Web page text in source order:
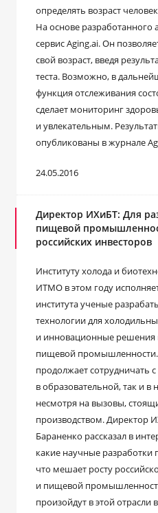
определять возраст
На основе разработанного
сервис Aging.ai. Он
свой возраст, введя
теста. Возможно, в
функция отслеживания
сделает мониторинг
и увлекательным.
опубликованы в журнале
24.05.2016
Директор ИХиБТ: Для
пищевой
российских инвесторов
Институту холода и
ИТМО в этом году
института ученые
технологии для
и инновационные решения
пищевой
продолжает сотрудничать
в образовательной, так и в
несмотря на вызовы,
производством. Директор
Бараненко рассказал в
какие научные разработки
что мешает росту
и пищевой
произойдут в этой отрасли